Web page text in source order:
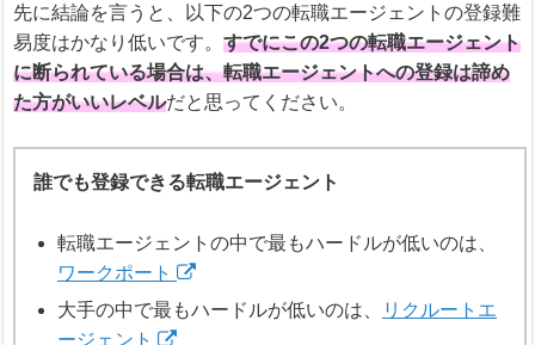
先に結論を言うと、以下の2つの転職エージェントの登録難
易度はかなり低いです。 すでにこの2つの転職エージェント
に断られている場合は、転職エージェントへの登録は諦め
た方がいいレベルだと思ってください。
誰でも登録できる転職エージェント
転職エージェントの中で最もハードルが低いのは、
ワークポート
大手の中で最もハードルが低いのは、
リクルートエ
ージェント